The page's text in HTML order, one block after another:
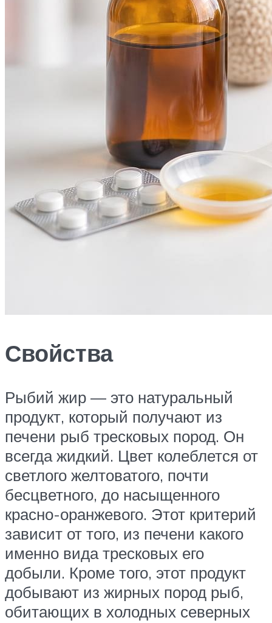
Свойства
Рыбий жир — это натуральный
продукт, который получают из
печени рыб тресковых пород. Он
всегда жидкий. Цвет колеблется от
светлого желтоватого, почти
бесцветного, до насыщенного
красно-оранжевого. Этот критерий
зависит от того, из печени какого
именно вида тресковых его
добыли. Кроме того, этот продукт
добывают из жирных пород рыб,
обитающих в холодных северных